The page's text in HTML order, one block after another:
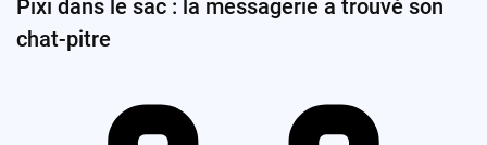
Pixi dans le sac : la messagerie a trouvé son
chat-pitre